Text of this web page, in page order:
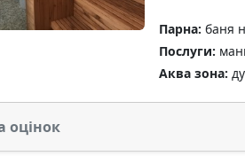
Парна: баня
Послуги:
Аква зона:
оцінок